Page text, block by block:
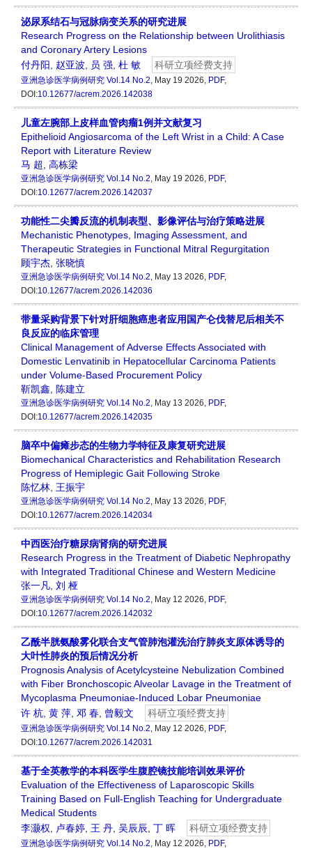
泌尿系结石与冠脉病变关系的研究进展
Research Progress on the Relationship between Urolithiasis
and Coronary Artery Lesions
付丹阳
赵亚波 员 强 杜 敏 科研立项经费支持
亚洲急诊医学病例研究 Vol.14 No.2, May 19 2026, PDF,
DOI:10.12677/acrem.2026.142038
儿童左腕部上皮样血管肉瘤1例并文献复习
Epithelioid Angiosarcoma of the Left Wrist in a Child: A Case
Report with Literature Review
马 超 高栋梁
亚洲急诊医学病例研究 Vol.14 No.2, May 19 2026, PDF,
DOI:10.12677/acrem.2026.142037
功能性二尖瓣反流的机制表型、影像评估与治疗策略进展
Mechanistic Phenotypes, Imaging Assessment, and
Therapeutic Strategies in Functional Mitral Regurgitation
顾宇杰 张晓慎
亚洲急诊医学病例研究 Vol.14 No.2, May 13 2026, PDF,
DOI:10.12677/acrem.2026.142036
带量采购背景下针对肝细胞癌患者应用国产仑伐替尼后相关不
良反应的临床管理
Clinical Management of Adverse Effects Associated with
Domestic Lenvatinib in Hepatocellular Carcinoma Patients
under Volume-Based Procurement Policy
靳凯鑫
陈建立
亚洲急诊医学病例研究 Vol.14 No.2, May 13 2026, PDF,
DOI:10.12677/acrem.2026.142035
脑卒中偏瘫步态的生物力学特征及康复研究进展
Biomechanical Characteristics and Rehabilitation Research
Progress of Hemiplegic Gait Following Stroke
陈忆林 王振宇
亚洲急诊医学病例研究 Vol.14 No.2, May 13 2026, PDF,
DOI:10.12677/acrem.2026.142034
中西医治疗糖尿病肾病的研究进展
Research Progress in the Treatment of Diabetic Nephropathy
with Integrated Traditional Chinese and Western Medicine
张一凡 刘 桠
亚洲急诊医学病例研究 Vol.14 No.2, May 12 2026, PDF,
DOI:10.12677/acrem.2026.142032
乙酰半胱氨酸雾化联合支气管肺泡灌洗治疗肺炎支原体诱导的
大叶性肺炎的预后情况分析
Prognosis Analysis of Acetylcysteine Nebulization Combined
with Fiber Bronchoscopic Alveolar Lavage in the Treatment of
Mycoplasma Pneumoniae-Induced Lobar Pneumoniae
许 杭 黄 萍 邓 春 曾毅文 科研立项经费支持
亚洲急诊医学病例研究 Vol.14 No.2, May 12 2026, PDF,
DOI:10.12677/acrem.2026.142031
基于全英教学的本科医学生腹腔镜技能培训效果评价
Evaluation of the Effectiveness of Laparoscopic Skills
Training Based on Full-English Teaching for Undergraduate
Medical Students
李灏权
卢春婷 王 丹 吴辰辰 丁 晖 科研立项经费支持
亚洲急诊医学病例研究 Vol.14 No.2, May 12 2026, PDF,